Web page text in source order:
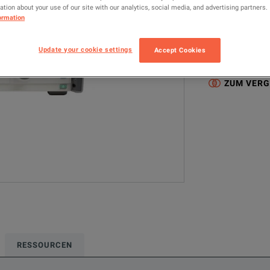
5560A
Konfigurierte
ZUM
RESSOURCEN
about your use of our site with our analytics, social media, and advertising partners.
Update your cookie settings Accept Cookies